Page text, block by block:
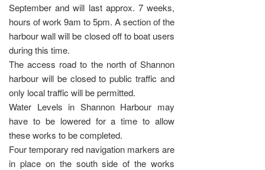
September and will last approx. 7 weeks,
hours of work 9am to 5pm. A section of the
harbour wall will be closed off to boat users
during this time.
The access road to the north of Shannon
harbour will be closed to public traffic and
only local traffic will be permitted.
Water Levels in Shannon Harbour may
have to be lowered for a time to allow
these works to be completed.
Four temporary red navigation markers are
in place on the south side of the works